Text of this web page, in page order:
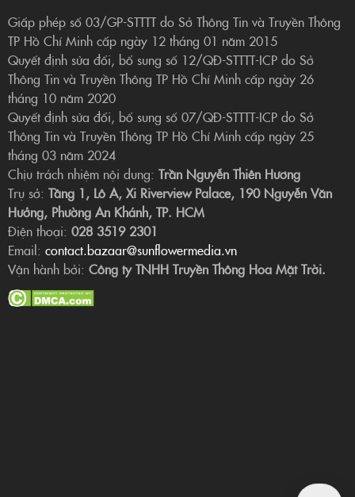
Giấp phép số 03/GP-STTTT do Sở Thông Tin và Truyền Thông
TP Hồ Chí Minh cấp ngày 12 tháng 01 năm 2015
Quyết định sửa đổi, bổ sung số 12/QĐ-STTTT-ICP do Sở
Thông Tin và Truyền Thông TP Hồ Chí Minh cấp ngày 26
tháng 10 năm 2020
Quyết định sửa đổi, bổ sung số 07/QĐ-STTTT-ICP do Sở
Thông Tin và Truyền Thông TP Hồ Chí Minh cấp ngày 25
tháng 03 năm 2024
Chịu trách nhiệm nội dung: Trần Nguyễn Thiên Hương
Trụ sở: Tầng 1, Lô A, Xi Riverview Palace, 190 Nguyễn Văn
Hưởng, Phường An Khánh, TP. HCM
Điện thoại: 028 3519 2301
Email: contact.bazaar@sunflowermedia.vn
Vận hành bởi: Công ty TNHH Truyền Thông Hoa Mặt Trời.